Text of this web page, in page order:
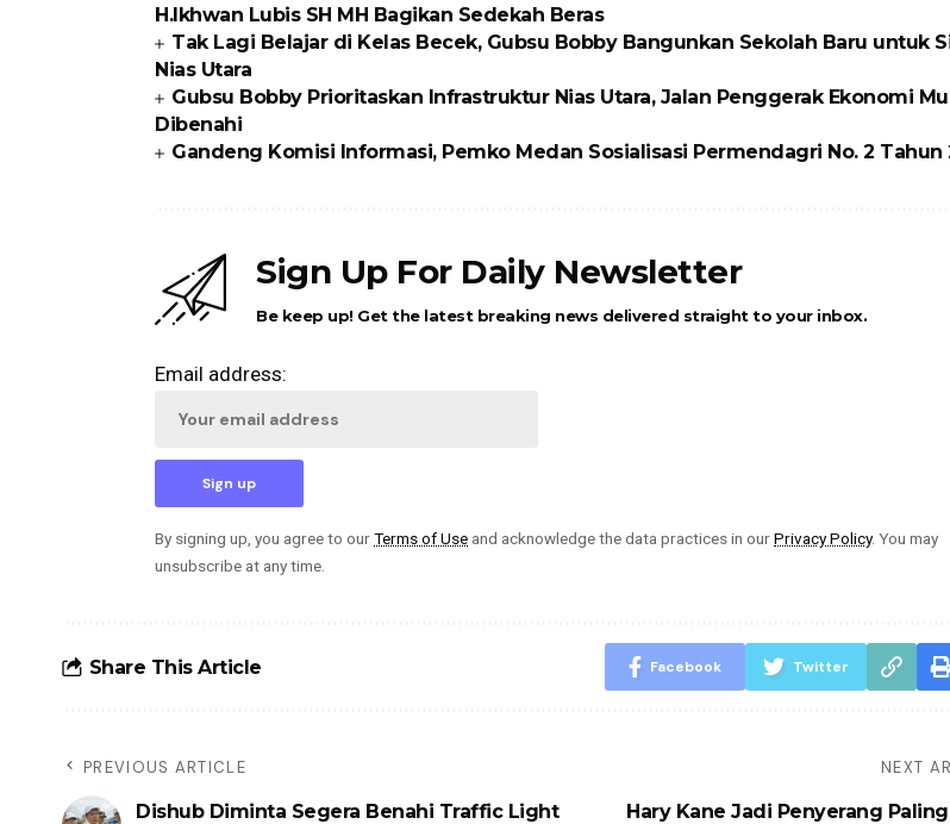
H.Ikhwan Lubis SH MH Bagikan Sedekah Beras
Tak Lagi Belajar di Kelas Becek, Gubsu Bobby Bangunkan Sekolah Baru untuk
Nias Utara
Gubsu Bobby Prioritaskan Infrastruktur Nias Utara, Jalan Penggerak Ekonomi
Dibenahi
Gandeng Komisi Informasi, Pemko Medan Sosialisasi Permendagri No. 2 Tahun
Sign Up For Daily Newsletter
Be keep up! Get the latest breaking news delivered straight to your inbox.
Email address:
By signing up, you agree to ourTerms of Use and acknowledge the data practices in ourPrivacy Policy. You may
unsubscribe at any time.
Share This Article Facebook Twitter
PREVIOUS ARTICLE
Dishub Diminta Segera Benahi Traffic Light
NEXT
Hary Kane Jadi Penyerang Paling